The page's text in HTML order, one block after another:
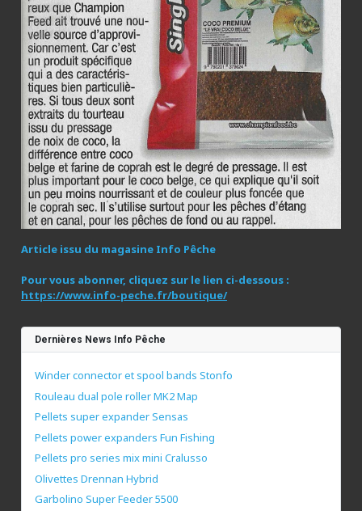
Article issu du magasine Info Pêche
Pour vous abonner, cliquez sur le lien ci-dessous :
https://www.info-peche.fr/boutique/
Dernières News Info Pêche
Winder connector et spool bands Stonfo
Rouleau dual pole roller MK2 Map
Pellets super expander Sensas
Pellets power expanders Fun Fishing
Pellets pro series mix mini Cralusso
Olivettes Drennan Hybrid
Garbolino Super Feeder 5500